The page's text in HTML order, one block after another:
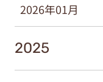
2026年01月
2025